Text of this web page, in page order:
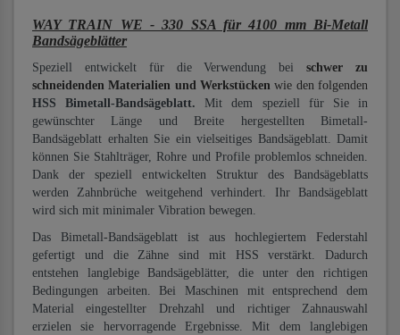
WAY TRAIN WE - 330 SSA für 4100 mm Bi-Metall
Bandsägeblätter
Speziell entwickelt für die Verwendung beischwer zu
schneidenden Materialien und Werkstücken wie den folgenden
HSS Bimetall-Bandsägeblatt. Mit dem speziell für Sie in
gewünschter Länge und Breite hergestellten Bimetall-
Bandsägeblatt erhalten Sie ein vielseitiges Bandsägeblatt. Damit
können Sie Stahlträger, Rohre und Profile problemlos schneiden.
Dank der speziell entwickelten Struktur des Bandsägeblatts
werden Zahnbrüche weitgehend verhindert. Ihr Bandsägeblatt
wird sich mit minimaler Vibration bewegen.
Das Bimetall-Bandsägeblatt ist aus hochlegiertem Federstahl
gefertigt und die Zähne sind mit HSS verstärkt. Dadurch
entstehen langlebige Bandsägeblätter, die unter den richtigen
Bedingungen arbeiten. Bei Maschinen mit entsprechend dem
Material eingestellter Drehzahl und richtiger Zahnauswahl
erzielen sie hervorragende Ergebnisse. Mit dem langlebigen